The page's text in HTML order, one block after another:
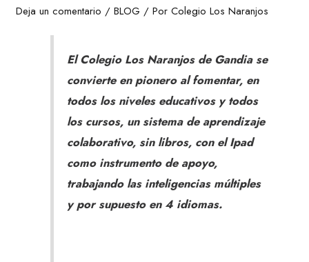
Deja un comentario /BLOG / PorColegio Los Naranjos
El Colegio Los Naranjos de Gandia se
convierte en pionero al fomentar, en
todos los niveles educativos y todos
los cursos, un sistema de aprendizaje
colaborativo, sin libros, con el Ipad
como instrumento de apoyo,
trabajando las inteligencias múltiples
y por supuesto en 4 idiomas.